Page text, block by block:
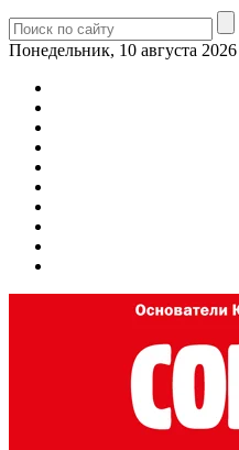
Понедельник, 10 августа 2026